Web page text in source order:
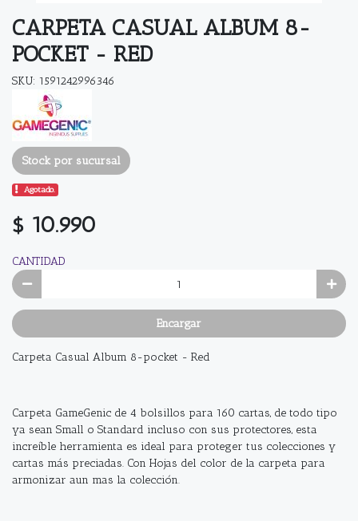
CARPETA CASUAL ALBUM 8-
POCKET - RED
SKU: 1591242996346
Stock por sucursal
Agotado.
$ 10.990
CANTIDAD
Encargar
Carpeta Casual Album 8-pocket - Red
Carpeta GameGenic de 4 bolsillos para 160 cartas, de todo tipo
ya sean Small o Standard incluso con sus protectores, esta
increíble herramienta es ideal para proteger tus colecciones y
cartas más preciadas. Con Hojas del color de la carpeta para
armonizar aun mas la colección.